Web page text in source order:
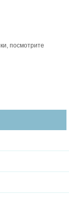
посмотрите